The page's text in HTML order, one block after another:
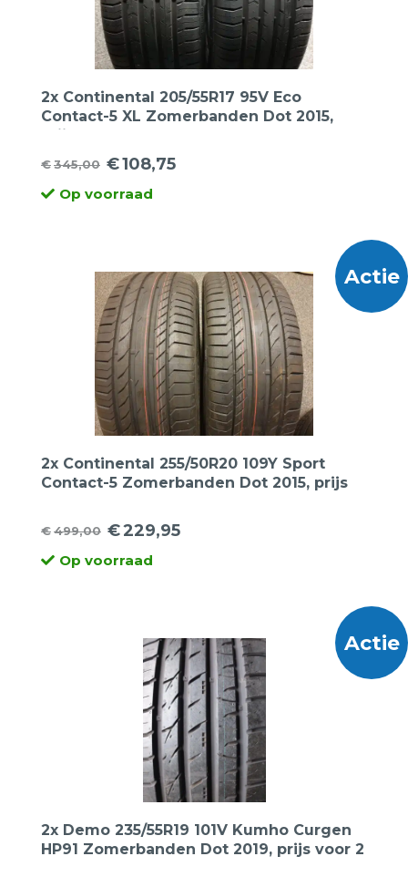
2x Continental 205/55R17 95V Eco
Contact-5 XL Zomerbanden Dot 2015,
prijs voor 2 banden.
€345,00
Oorspronkelijke
prijs
€108,75
Huidige
prijsOp voorraad
Actie
2x Continental 255/50R20 109Y Sport
Contact-5 Zomerbanden Dot 2015, prijs
€499,00
Oorspronkelijke
prijs
€229,95
Huidige
prijsOp voorraad
Actie
2x Demo 235/55R19 101V Kumho Curgen
HP91 Zomerbanden Dot 2019, prijs voor 2